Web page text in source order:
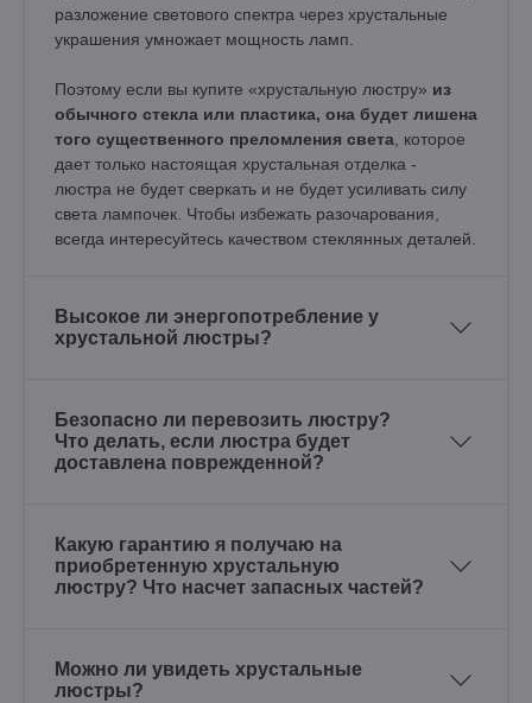
разложение светового спектра через хрустальные
украшения умножает мощность ламп.
Поэтому если вы купите «хрустальную люстру» из
обычного стекла или пластика, она будет лишена
того существенного преломления света , которое
дает только настоящая хрустальная отделка -
люстра не будет сверкать и не будет усиливать силу
света лампочек. Чтобы избежать разочарования,
всегда интересуйтесь качеством стеклянных деталей.
Высокое ли энергопотребление у
хрустальной люстры?
Безопасно ли перевозить люстру?
Что делать, если люстра будет
доставлена поврежденной?
Какую гарантию я получаю на
приобретенную хрустальную
люстру? Что насчет запасных частей?
Можно ли увидеть хрустальные
люстры?